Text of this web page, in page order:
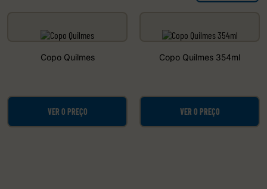
Copo Quilmes
VER O PREÇO
Copo Quilmes 354ml
VER O PREÇO